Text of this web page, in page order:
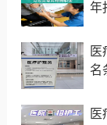
年
医
名
医